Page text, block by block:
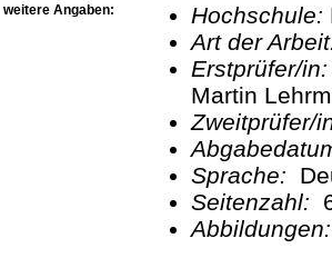
weitere Angaben: Hochschule:
Art der
Erstprüfer/
Martin
Sprache:
Seitenzahl: